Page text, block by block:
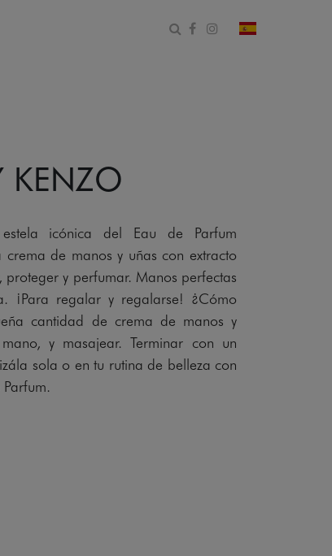
Abrir formulario de
Facebook
Instagram
cambiar país
KENZO
icónica del Eau de Parfum
crema de manos y uñas con extracto
y perfumar. Manos perfectas
¡Para regalar y regalarse! ¿Cómo
cantidad de crema de manos y
y masajear. Terminar con un
sola o en tu rutina de belleza con